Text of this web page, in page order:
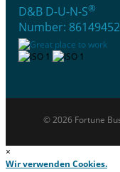
D&B D-U-N-S®
Number:
© 2026 Fortune
×
Wir verwenden Cookies.